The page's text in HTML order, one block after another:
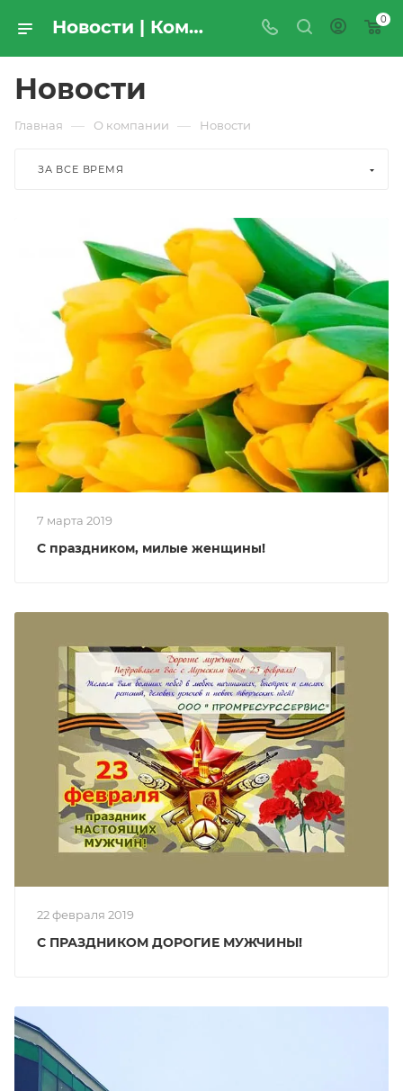
Новости | Компания «ПРОМРЕСУРССЕРВИС» 0
Новости
Главная — О компании — Новости
ЗА ВСЕ ВРЕМЯ
7 марта 2019
С праздником, милые женщины!
22 февраля 2019
С ПРАЗДНИКОМ ДОРОГИЕ МУЖЧИНЫ!